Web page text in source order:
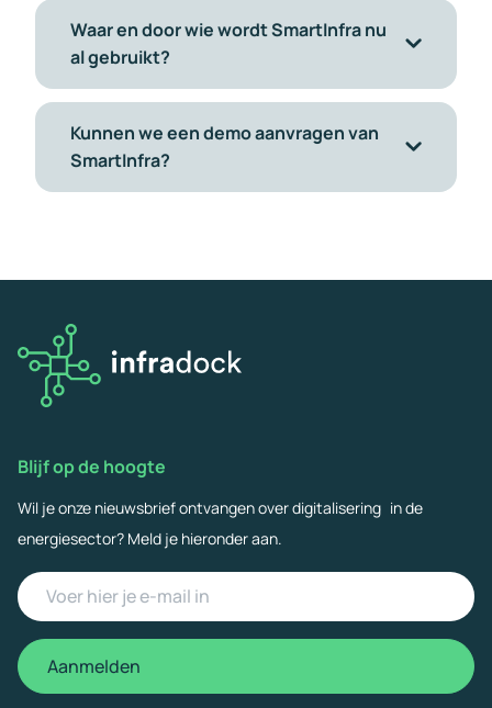
Waar en door wie wordt SmartInfra nu
al gebruikt?
Kunnen we een demo aanvragen van
SmartInfra?
Blijf op de hoogte
Wil je onze nieuwsbrief ontvangen over digitalisering in de
energiesector? Meld je hieronder aan.
Voer
hier
je
e-
Aanmelden